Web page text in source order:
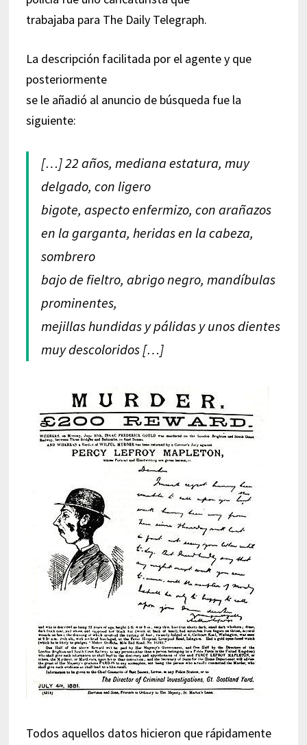
trabajaba para The Daily Telegraph.
La descripción facilitada por el agente y que
posteriormente
se le añadió al anuncio de búsqueda fue la
siguiente:
[…] 22 años, mediana estatura, muy
delgado, con ligero
bigote, aspecto enfermizo, con arañazos
en la garganta, heridas en la cabeza,
sombrero
bajo de fieltro, abrigo negro, mandíbulas
prominentes,
mejillas hundidas y pálidas y unos dientes
muy descoloridos […]
Todos aquellos datos hicieron que rápidamente